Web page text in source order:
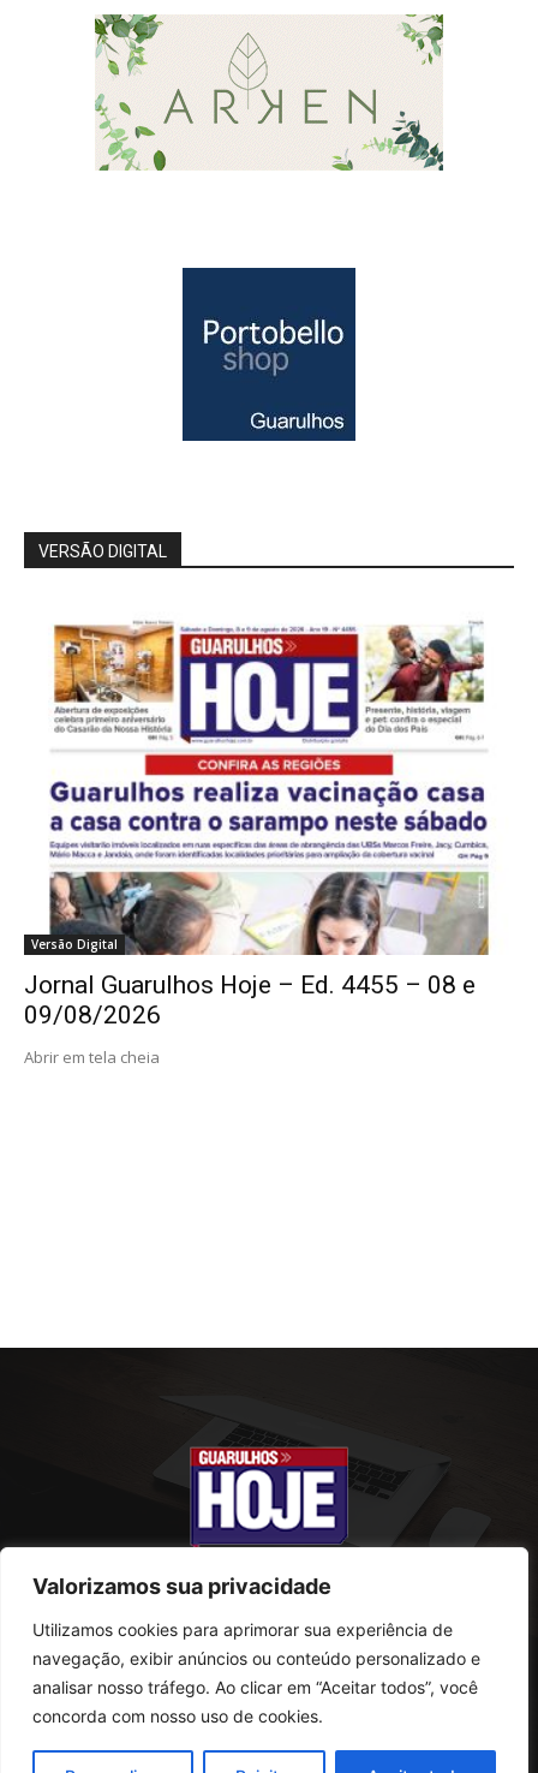
Valorizamos sua privacidade
Utilizamos cookies para aprimorar sua experiência de
navegação, exibir anúncios ou conteúdo personalizado e
analisar nosso tráfego. Ao clicar em “Aceitar todos”, você
concorda com nosso uso de cookies.
VERSÃO DIGITAL
Versão Digital
Jornal Guarulhos Hoje – Ed. 4455 – 08 e
09/08/2026
Abrir em tela cheia
SOBRE NÓS
Rua Conselheiro Antonio Prado, 121
CEP: 07095-180